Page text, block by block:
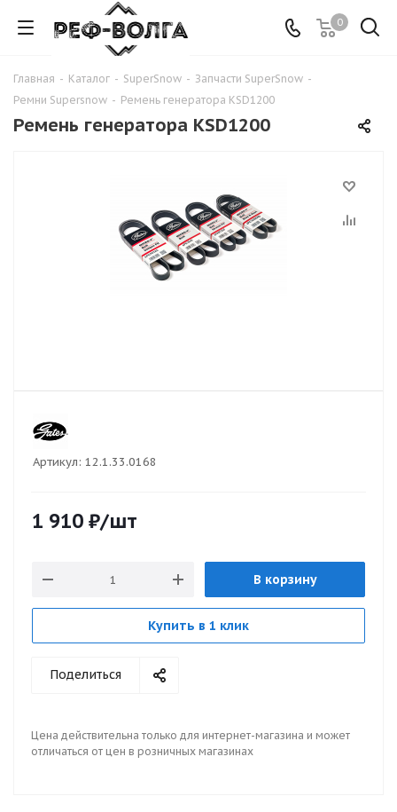
0
Главная - Каталог - SuperSnow - Запчасти SuperSnow -
Ремни Supersnow - Ремень генератора KSD1200
Ремень генератора KSD1200
Артикул: 12.1.33.0168
1 910 ₽/шт
В корзину
Купить в 1 клик
Поделиться
Цена действительна только для интернет-магазина и может
отличаться от цен в розничных магазинах